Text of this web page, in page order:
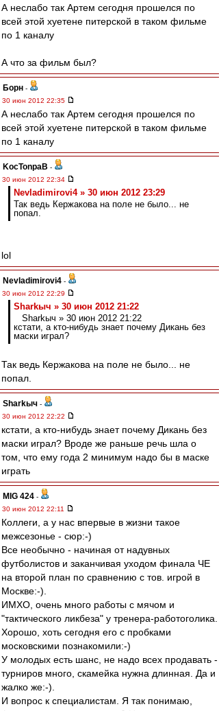
А неслабо так Артем сегодня прошелся по
всей этой хуетене питерской в таком фильме
по 1 каналу
А что за фильм был?
Борн -
30 июн 2012 22:35
А неслабо так Артем сегодня прошелся по
всей этой хуетене питерской в таком фильме
по 1 каналу
KocTonpaB -
30 июн 2012 22:34
Nevladimirovi4 » 30 июн 2012 23:29
Так ведь Кержакова на поле не было... не
попал.
lol
Nevladimirovi4 -
30 июн 2012 22:29
Sharkыч » 30 июн 2012 21:22
Sharkыч » 30 июн 2012 21:22
кстати, а кто-нибудь знает почему Дикань без
маски играл?
Так ведь Кержакова на поле не было... не
попал.
Sharkыч -
30 июн 2012 22:22
кстати, а кто-нибудь знает почему Дикань без
маски играл? Вроде же раньше речь шла о
том, что ему года 2 минимум надо бы в маске
играть
MIG 424 -
30 июн 2012 22:11
Коллеги, а у нас впервые в жизни такое
межсезонье - сюр:-)
Все необычно - начиная от надувных
футболистов и заканчивая уходом финала ЧЕ
на второй план по сравнению с тов. игрой в
Москве:-).
ИМХО, очень много работы с мячом и
"тактического ликбеза" у тренера-работоголика.
Хорошо, хоть сегодня его с пробками
московскими познакомили:-)
У молодых есть шанс, не надо всех продавать -
турниров много, скамейка нужна длинная. Да и
жалко же:-).
И вопрос к специалистам. Я так понимаю,